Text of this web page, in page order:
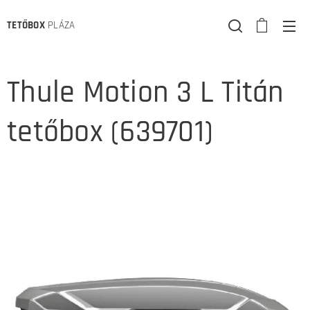
TETŐBOXPLÁZA
Thule Motion 3 L Titán
tetőbox (639701)